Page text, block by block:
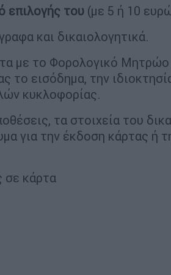
επιλογής του (με 5 ή 10
και δικαιολογητικά.
με το Φορολογικό
το εισόδημα, την
κυκλοφορίας.
τα στοιχεία του
για την έκδοση κάρτας ή
σε κάρτα